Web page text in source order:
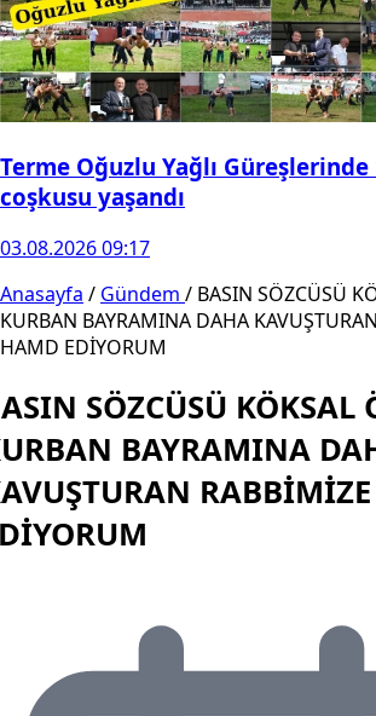
Terme Oğuzlu Yağlı Güreşlerinde
coşkusu yaşandı
03.08.2026 09:17
Anasayfa / Gündem / BASIN SÖZCÜSÜ
KURBAN BAYRAMINA DAHA
HAMD EDİYORUM
SÖZCÜSÜ KÖKSAL
BAYRAMINA